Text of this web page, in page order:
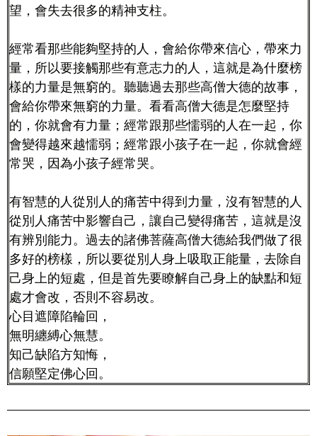
望，會失去很多的精神支柱。
經常看那些能夠堅持的人，會給你帶來信心，帶來力
量，所以要接觸那些有意志力的人，這就是為什麼榜
樣的力量是無窮的。聽聽過去那些高僧大德的故事，
會給你帶來無窮的力量。看看高僧大德是怎麼堅持
的，你就會有力量；經常跟那些懦弱的人在一起，你
會變得越來越懦弱；經常跟小孩子在一起，你就會經
常哭，因為小孩子經常哭。
有智慧的人從別人的痛苦中得到力量，沒有智慧的人
從別人痛苦中影響自己，讓自己變得痛苦，這就是沒
有辨別能力。過去的諸佛菩薩高僧大德給我們做了很
多好的榜樣，所以要從別人身上吸取正能量，去除自
己身上的短處，但是首先要瞭解自己身上的缺點和短
處才會改，否則不容易改。
心目遮障陷輪回，
無明纏縛心無慧。
知己缺陷方知悔，
信願堅定佛心回。